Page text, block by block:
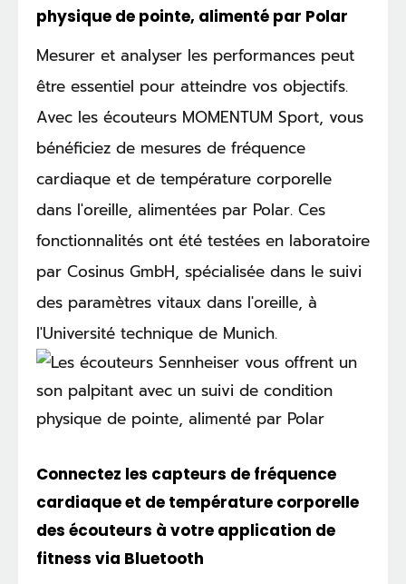
physique de pointe, alimenté par Polar
Mesurer et analyser les performances peut
être essentiel pour atteindre vos objectifs.
Avec les écouteurs MOMENTUM Sport, vous
bénéficiez de mesures de fréquence
cardiaque et de température corporelle
dans l'oreille, alimentées par Polar. Ces
fonctionnalités ont été testées en laboratoire
par Cosinus GmbH, spécialisée dans le suivi
des paramètres vitaux dans l'oreille, à
l'Université technique de Munich.
Connectez les capteurs de fréquence
cardiaque et de température corporelle
des écouteurs à votre application de
fitness via Bluetooth